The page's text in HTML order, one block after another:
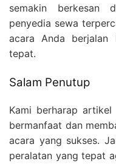
semakin berkesan
penyedia sewa
acara Anda berjalan
tepat.
Salam Penutup
Kami berharap
bermanfaat dan
acara yang sukses.
peralatan yang tepat